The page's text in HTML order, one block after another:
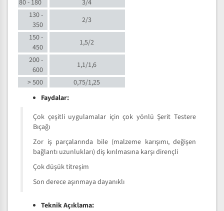
80 - 180
3/4
130 -
350
2/3
150 -
450
1,5/2
200 -
600
1,1/1,6
> 500
0,75/1,25
Faydalar:
Çok çeşitli uygulamalar için çok yönlü Şerit Testere
Bıçağı
Zor iş parçalarında bile (malzeme karışımı, değişen
bağlantı uzunlukları) diş kırılmasına karşı dirençli
Çok düşük titreşim
Son derece aşınmaya dayanıklı
Teknik Açıklama: